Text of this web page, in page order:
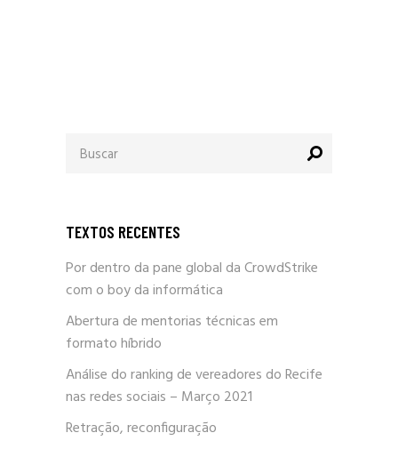
por:
TEXTOS RECENTES
Por dentro da pane global da CrowdStrike
com o boy da informática
Abertura de mentorias técnicas em
formato híbrido
Análise do ranking de vereadores do Recife
nas redes sociais – Março 2021
Retração, reconfiguração